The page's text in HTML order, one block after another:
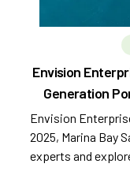
Envision
Generation
Envision
2025, Marina Bay
experts and